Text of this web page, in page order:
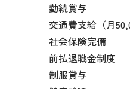
勤続賞与
交通費支給（月
社会保険完備
前払退職金制度
制服貸与